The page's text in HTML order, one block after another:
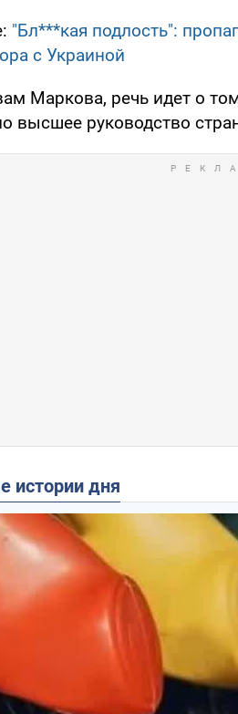
"Бл***кая подлость":
с Украиной
Маркова, речь идет о
высшее руководство
истории дня